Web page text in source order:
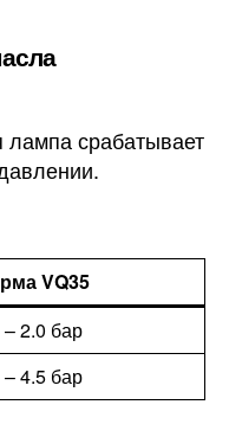
срабатывает
VQ35
– 2.0 бар
– 4.5 бар